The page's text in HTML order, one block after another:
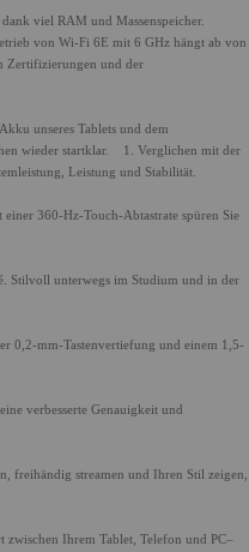
viel RAM und Massenspeicher.
von Wi-Fi 6E mit 6 GHz hängt ab von
Zertifizierungen und der
unseres Tablets und dem
wieder startklar. 1. Verglichen mit der
Leistung und Stabilität.
360-Hz-Touch-Abtastrate spüren Sie
Stilvoll unterwegs im Studium und in der
0,2-mm-Tastenvertiefung und einem 1,5-
verbesserte Genauigkeit und
freihändig streamen und Ihren Stil zeigen,
zwischen Ihrem Tablet, Telefon und PC–